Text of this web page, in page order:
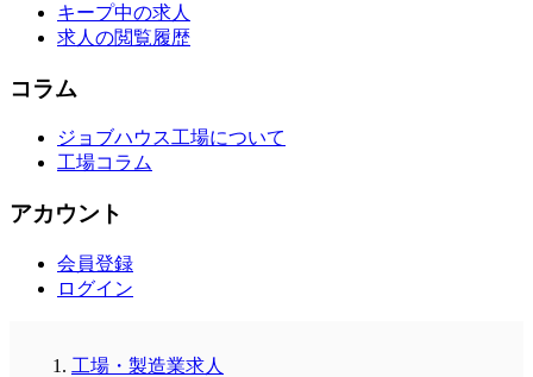
キープ中の求人
求人の閲覧履歴
コラム
ジョブハウス工場について
工場コラム
アカウント
会員登録
ログイン
工場・製造業求人